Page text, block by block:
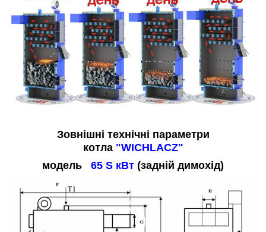
Зовнішні технічні параметри
котла "WICHLACZ"
модель 65 S кВт (задній димохід)